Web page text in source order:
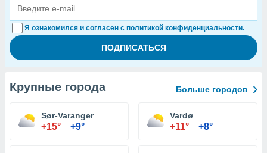
Я ознакомился и согласен с политикой конфиденциальности.
Крупные города Больше городов
Sør-Varanger
+15° +9°
Vardø
+11° +8°